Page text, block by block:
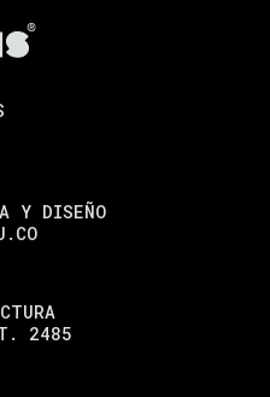
Y DISEÑO
2485